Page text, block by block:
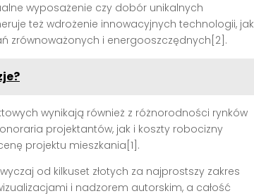
wyposażenie czy dobór unikalnych
też wdrożenie innowacyjnych technologii, jak
zrównoważonych i energooszczędnych[2].
wynikają również z różnorodności rynków
projektantów, jak i koszty robocizny
projektu mieszkania[1].
od kilkuset złotych za najprostszy zakres
i nadzorem autorskim, a całość